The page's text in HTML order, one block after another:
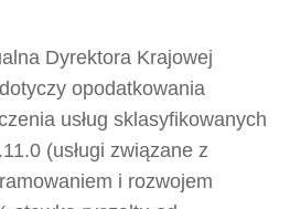
Dyrektora Krajowej
opodatkowania
usług sklasyfikowanych
(usługi związane z
i rozwojem